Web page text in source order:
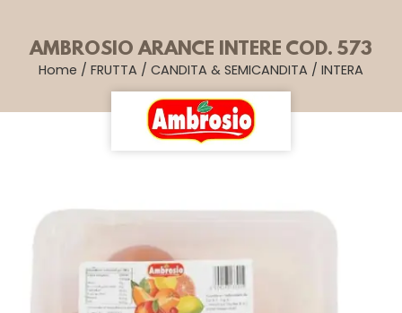
AMBROSIO ARANCE INTERE COD. 573
Home / FRUTTA / CANDITA & SEMICANDITA / INTERA